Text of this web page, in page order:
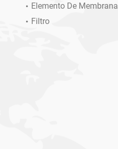
Elemento De Membrana
Filtro